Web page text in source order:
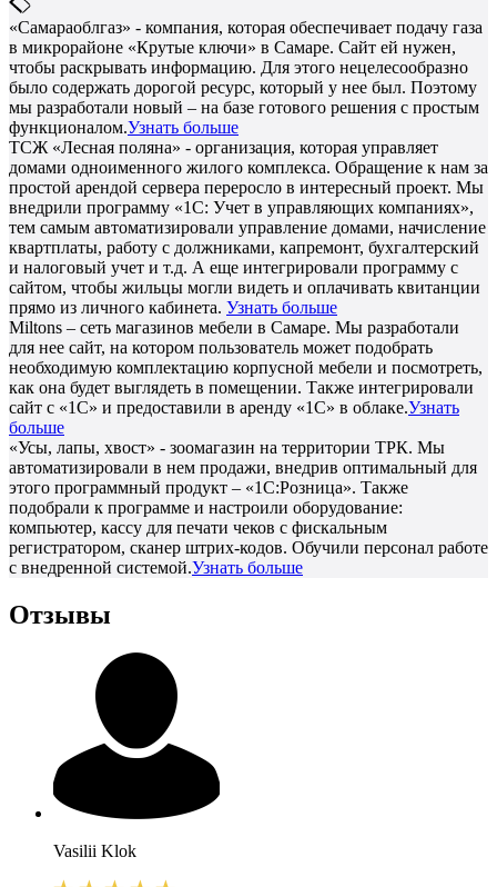
«Самараоблгаз» - компания, которая обеспечивает подачу газа
в микрорайоне «Крутые ключи» в Самаре. Сайт ей нужен,
чтобы раскрывать информацию. Для этого нецелесообразно
было содержать дорогой ресурс, который у нее был. Поэтому
мы разработали новый – на базе готового решения с простым
функционалом.Узнать больше
ТСЖ «Лесная поляна» - организация, которая управляет
домами одноименного жилого комплекса. Обращение к нам за
простой арендой сервера переросло в интересный проект. Мы
внедрили программу «1С: Учет в управляющих компаниях»,
тем самым автоматизировали управление домами, начисление
квартплаты, работу с должниками, капремонт, бухгалтерский
и налоговый учет и т.д. А еще интегрировали программу с
сайтом, чтобы жильцы могли видеть и оплачивать квитанции
прямо из личного кабинета. Узнать больше
Miltons – сеть магазинов мебели в Самаре. Мы разработали
для нее сайт, на котором пользователь может подобрать
необходимую комплектацию корпусной мебели и посмотреть,
как она будет выглядеть в помещении. Также интегрировали
сайт с «1С» и предоставили в аренду «1С» в облаке.Узнать
больше
«Усы, лапы, хвост» - зоомагазин на территории ТРК. Мы
автоматизировали в нем продажи, внедрив оптимальный для
этого программный продукт – «1С:Розница». Также
подобрали к программе и настроили оборудование:
компьютер, кассу для печати чеков с фискальным
регистратором, сканер штрих-кодов. Обучили персонал работе
с внедренной системой.Узнать больше
Отзывы
Vasilii Klok